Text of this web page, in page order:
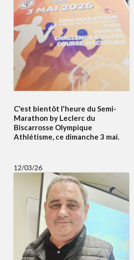
C'est bientôt l'heure du Semi-
Marathon by Leclerc du
Biscarrosse Olympique
Athlétisme, ce dimanche 3 mai.
12/03/26